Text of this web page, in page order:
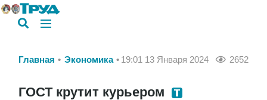
Главная Экономика 19:01 13 Января 2024 2652
ГОСТ крутит курьером